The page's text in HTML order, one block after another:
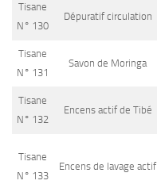
Tisane
N° 130
Dépuratif circulation
Tisane
N° 131
Savon de Moringa
Tisane
N° 132
Encens actif de Tibé
Tisane
N° 133
Encens de lavage actif